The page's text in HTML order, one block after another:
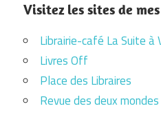
Visitez les sites de
Librairie-café La Suite à
Livres Off
Place des Libraires
Revue des deux mondes